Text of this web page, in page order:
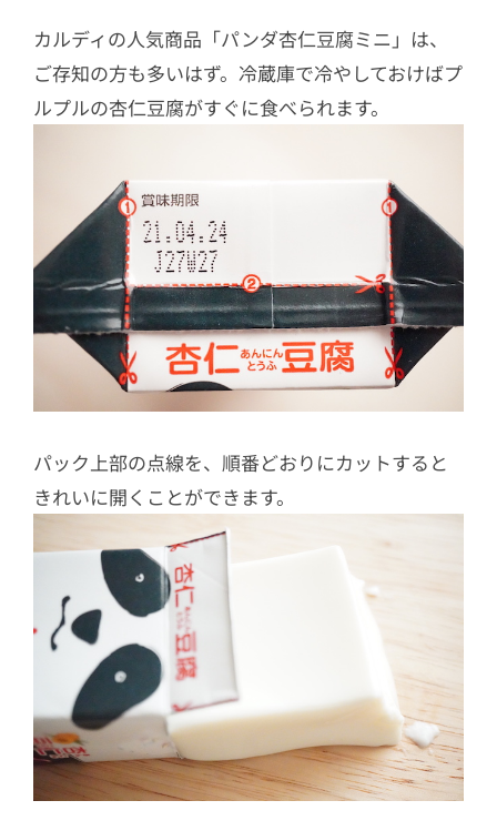
カルディの人気商品「パンダ杏仁豆腐ミニ」は、
ご存知の方も多いはず。冷蔵庫で冷やしておけばプ
ルプルの杏仁豆腐がすぐに食べられます。
パック上部の点線を、順番どおりにカットすると
きれいに開くことができます。